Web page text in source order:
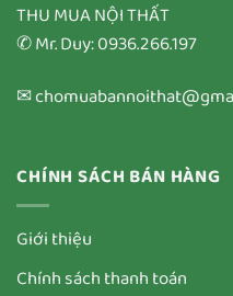
THU MUA NỘI THẤT
✆ Mr. Duy: 0936.266.197
✉
CHÍNH SÁCH BÁN HÀNG
Giới thiệu
Chính sách thanh toán